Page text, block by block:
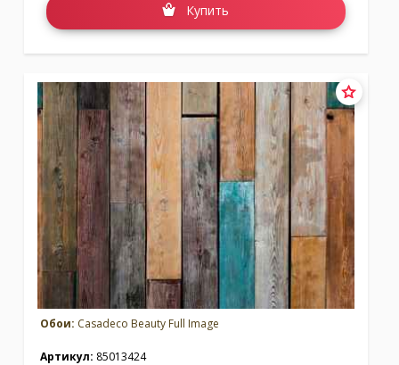
Купить
Обои: Casadeco Beauty Full Image
Артикул: 85013424